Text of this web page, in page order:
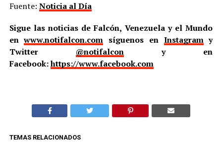
Fuente: Noticia al Día
Sigue las noticias de Falcón, Venezuela y el Mundo
enwww.notifalcon.com síguenos en Instagramy
Twitter @notifalcony en
Facebook:https://www.facebook.com
TEMAS RELACIONADOS